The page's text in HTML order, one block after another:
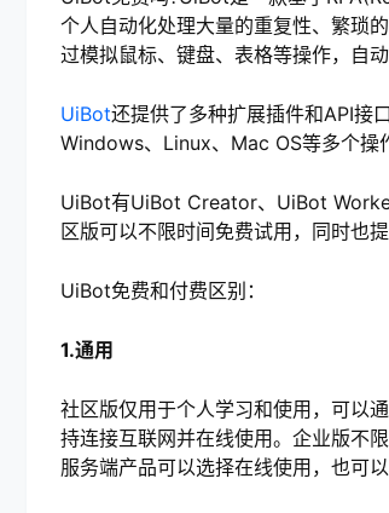
个人自动化处理大量的重复性、繁琐
过模拟鼠标、键盘、表格等操作，自
UiBot还提供了多种扩展插件和API接
Windows、Linux、Mac OS等多个操
UiBot有UiBot Creator、UiBot
区版可以不限时间免费试用，同时也
UiBot免费和付费区别：
1.通用
社区版仅用于个人学习和使用，可以
持连接互联网并在线使用。企业版不
服务端产品可以选择在线使用，也可以